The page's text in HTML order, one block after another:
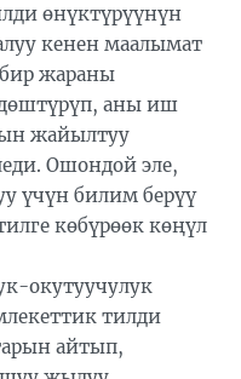
өнүктүрүүнүн
кенен маалымат
жараны
аны иш
жайылтуу
Ошондой эле,
үчүн билим берүү
көбүрөөк көңүл
окутуучулук
тилди
айтып,